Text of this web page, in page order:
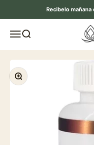
Recibelo mañana
MenúBuscar
Zoom